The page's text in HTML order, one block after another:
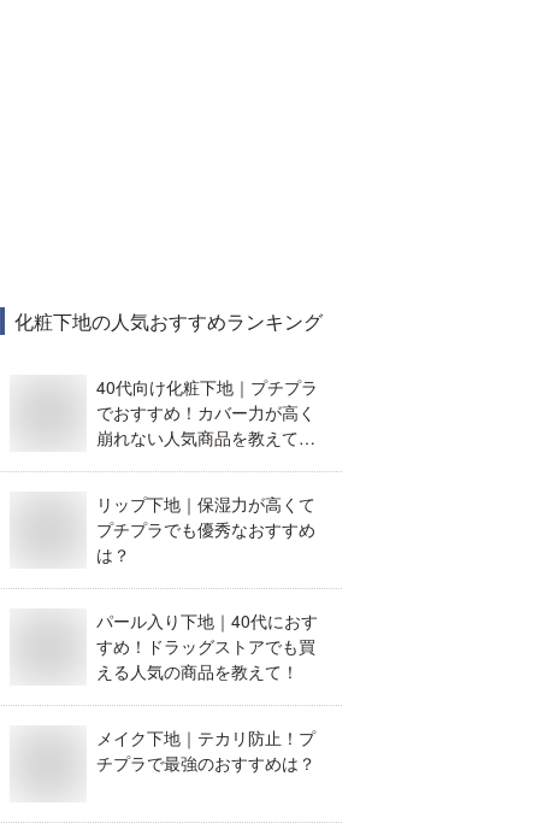
化粧下地の人気おすすめランキング
40代向け化粧下地｜プチプラ
でおすすめ！カバー力が高く
崩れない人気商品を教えてく
リップ下地｜保湿力が高くて
プチプラでも優秀なおすすめ
は？
パール入り下地｜40代におす
すめ！ドラッグストアでも買
える人気の商品を教えて！
メイク下地｜テカリ防止！プ
チプラで最強のおすすめは？